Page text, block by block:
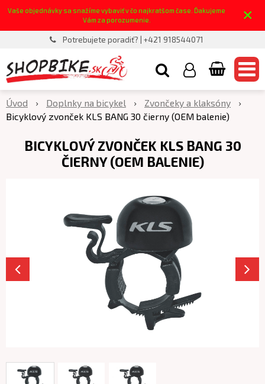
Vaše objednávky sa snažíme vybaviť v čo najkratšom čase. Ďakujeme
Vám za porozumenie.
×
Potrebujete poradiť? | +421 918544071
Úvod Doplnky na bicykel
Zvončeky a klaksóny
Bicyklový zvonček KLS BANG 30 čierny (OEM balenie)
BICYKLOVÝ ZVONČEK KLS BANG 30
ČIERNY (OEM BALENIE)